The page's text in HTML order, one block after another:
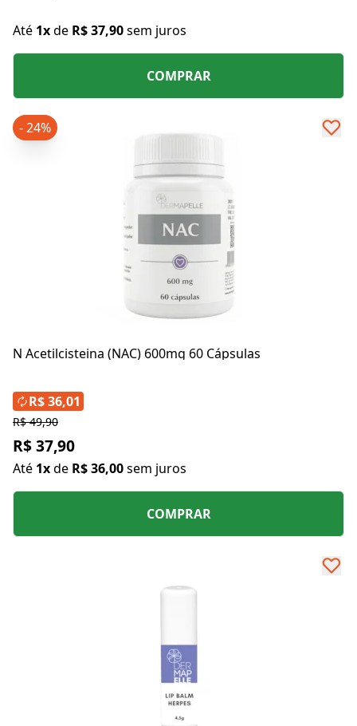
Até 1xde R$ 37,90sem juros
COMPRAR
N Acetilcisteina (NAC) 600mg 60 Cápsulas
- 24%
R$ 49,90
R$ 37,90
Até 1xde R$ 36,00sem juros
R$ 36,01
COMPRAR